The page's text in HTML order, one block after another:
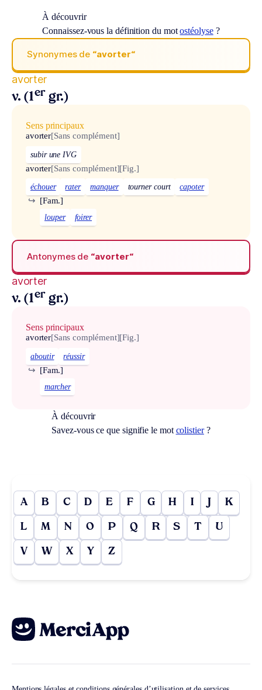
À découvrir
Connaissez-vous la définition du motostéolyse?
Synonymes de “avorter“
avorter
v. (1er gr.)
Sens principaux
avorter[Sans complément]
subir une IVG
avorter[Sans complément][Fig.]
échouer rater manquer tourner court capoter
[Fam.]
↪
louper foirer
Antonymes de “avorter“
avorter
v. (1er gr.)
Sens principaux
avorter[Sans complément][Fig.]
aboutir réussir
[Fam.]
↪
marcher
À découvrir
Savez-vous ce que signifie le mot colistier?
A B C D E F G H I J K
L M N O P Q R S T U
V W X Y Z